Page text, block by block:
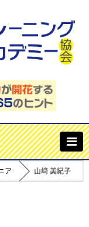
ア 山﨑 美紀子